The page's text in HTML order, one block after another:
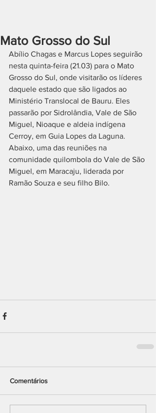
Mato Grosso do Sul
Abílio Chagas e Marcus Lopes seguirão
nesta quinta-feira (21.03) para o Mato
Grosso do Sul, onde visitarão os líderes
daquele estado que são ligados ao
Ministério Translocal de Bauru. Eles
passarão por Sidrolândia, Vale de São
Miguel, Nioaque e aldeia indígena
Cerroy, em Guia Lopes da Laguna.
Abaixo, uma das reuniões na
comunidade quilombola do Vale de São
Miguel, em Maracaju, liderada por
Ramão Souza e seu filho Bilo.
Comentários